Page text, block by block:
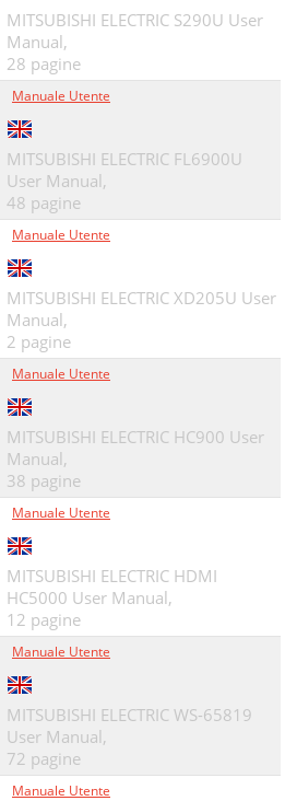
MITSUBISHI ELECTRIC S290U User
Manual,
28 pagine
Manuale Utente
MITSUBISHI ELECTRIC FL6900U
User Manual,
48 pagine
Manuale Utente
MITSUBISHI ELECTRIC XD205U User
Manual,
2 pagine
Manuale Utente
MITSUBISHI ELECTRIC HC900 User
Manual,
38 pagine
Manuale Utente
MITSUBISHI ELECTRIC HDMI
HC5000 User Manual,
12 pagine
Manuale Utente
MITSUBISHI ELECTRIC WS-65819
User Manual,
72 pagine
Manuale Utente